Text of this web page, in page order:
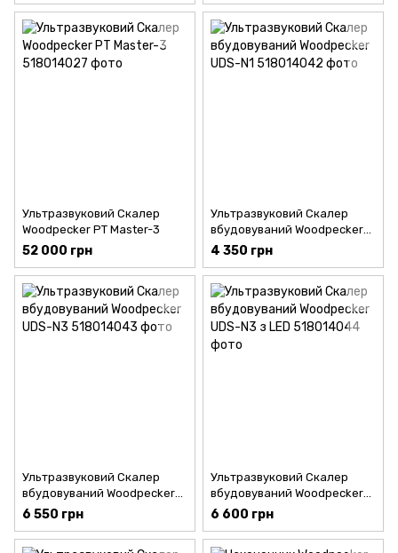
Ультразвуковий Скалер
Woodpecker PT Master-3
52 000 грн
Ультразвуковий Скалер
вбудовуваний Woodpecker
UDS-N1
4 350 грн
Ультразвуковий Скалер
вбудовуваний Woodpecker
UDS-N3
6 550 грн
Ультразвуковий Скалер
вбудовуваний Woodpecker
UDS-N3 з LED
6 600 грн